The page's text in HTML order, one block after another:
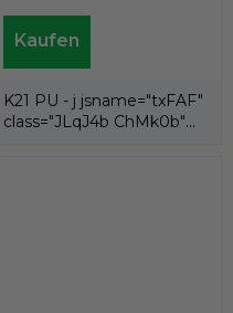
K21 PU - j jsname="txFAF"
class="JLqJ4b ChMk0b"